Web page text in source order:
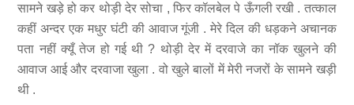
सामने खड़े हो कर थोड़ी देर सोचा , फिर कॉलबेल पे ऊँगली रखी . तत्काल
कहीं अन्दर एक मधुर घंटी की आवाज गूंजी . मेरे दिल की धड़कने अचानक
पता नहीं क्यूँ तेज हो गई थी ? थोड़ी देर में दरवाजे का नॉक खुलने की
आवाज आई और दरवाजा खुला . वो खुले बालों में मेरी नजरों के सामने खड़ी
थी .